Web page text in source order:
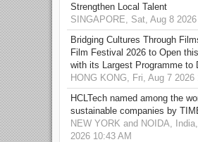
Strengthen Local Talent
SINGAPORE, Sat, Aug 8 2026
Bridging Cultures Through
Film Festival 2026 to Open
with its Largest Programme to
HONG KONG, Fri, Aug 7 2026
HCLTech named among the
sustainable companies by
NEW YORK and NOIDA,
2026 10:43 AM